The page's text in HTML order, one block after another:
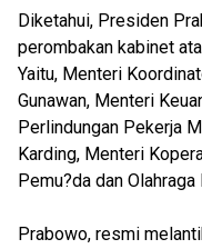
Diketahui, Presiden
perombakan kabinet
Yaitu, Menteri
Gunawan, Menteri
Perlindungan Pekerja
Karding, Menteri
Pemu?da dan
Prabowo, resmi